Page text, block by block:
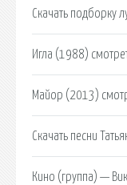
Скачать подборку
Игла (1988)
Майор (2013)
Скачать песни
Кино (группа) —